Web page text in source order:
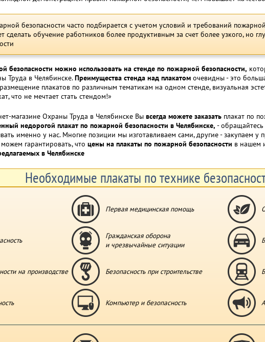
безопасности часто подбирается с учетом условий и требований
сделать обучение работников более продуктивным за счет более узкого, но
безопасности можно использовать на стенде по пожарной безопасности,
Труда в Челябинске.Преимущества стенда над плакатом очевидны - это
плакатов по различным тематикам на одном стенде, визуальная
что не мечтает стать стендом!»
магазине Охраны Труда в Челябинске Вы всегда можете заказать плакат по
недорогой плакат по пожарной безопасности в Челябинске, -
именно у нас. Многие позиции мы изготавливаем сами, другие - закупаем у
гарантировать, что цены на плакаты по пожарной безопасности в нашем
в Челябинске
Необходимые плакаты по технике
Первая медицинская помощь
Гражданская оборона
и чрезвычайные ситуации
на производстве Безопасность при строительстве
Компьютер и безопасность